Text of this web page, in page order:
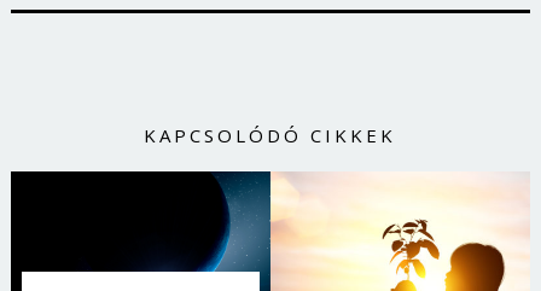
KAPCSOLÓDÓ CIKKEK
Jelszó
Bejelentkezés